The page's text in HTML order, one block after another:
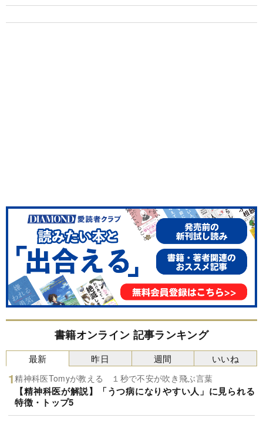
書籍オンライン 記事ランキング
最新
精神科医Tomyが教える １秒で不安が吹き飛ぶ言葉
【精神科医が解説】「うつ病になりやすい人」に見られる
特徴・トップ5
昨日 週間 いいね